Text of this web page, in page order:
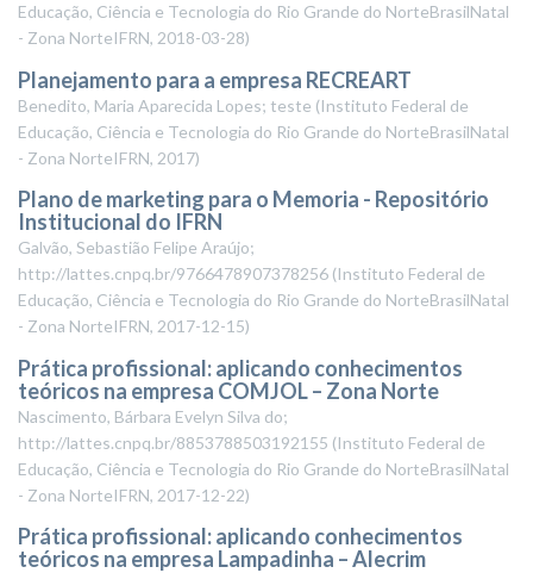
Educação, Ciência e Tecnologia do Rio Grande do NorteBrasilNatal
- Zona NorteIFRN, 2018-03-28)
Planejamento para a empresa RECREART
Benedito, Maria Aparecida Lopes; teste (Instituto Federal de
Educação, Ciência e Tecnologia do Rio Grande do NorteBrasilNatal
- Zona NorteIFRN, 2017)
Plano de marketing para o Memoria - Repositório
Institucional do IFRN
Galvão, Sebastião Felipe Araújo;
http://lattes.cnpq.br/9766478907378256 (Instituto Federal de
Educação, Ciência e Tecnologia do Rio Grande do NorteBrasilNatal
- Zona NorteIFRN, 2017-12-15)
Prática profissional: aplicando conhecimentos
teóricos na empresa COMJOL – Zona Norte
Nascimento, Bárbara Evelyn Silva do;
http://lattes.cnpq.br/8853788503192155 (Instituto Federal de
Educação, Ciência e Tecnologia do Rio Grande do NorteBrasilNatal
- Zona NorteIFRN, 2017-12-22)
Prática profissional: aplicando conhecimentos
teóricos na empresa Lampadinha – Alecrim